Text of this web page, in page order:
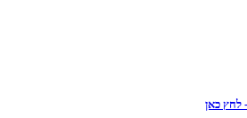
לחץ כאן